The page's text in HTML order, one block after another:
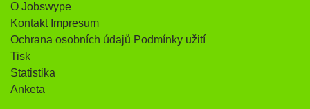
O Jobswype
Kontakt Impresum
Ochrana osobních údajů Podmínky užití
Tisk
Statistika
Anketa